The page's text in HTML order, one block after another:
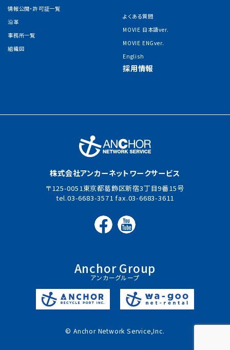
情報公開・許可証一覧
沿革
事務所一覧
組織図
よくある質問
MOVIE 日本語ver.
MOVIE ENGver.
English
採用情報
株式会社アンカーネットワークサービス
125-0051東京都葛飾区新宿3丁目9番15号
03-6683-3571
03-6683-3611
Anchor Group
アンカーグループ
© Anchor Network Service,Inc.